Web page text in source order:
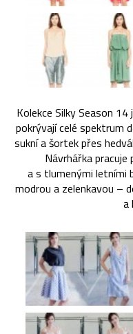
Kolekce Silky Season
pokrývají celé spektrum
sukní a šortek přes
Návrhářka
a s tlumenými letními
modrou a zelenkavou –
a